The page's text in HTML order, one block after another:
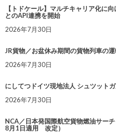
【トドケール】マルチキャリア化に
とのAPI連携を開始
2026年7月30日
JR貨物／お盆休み期間の貨物列車の
2026年7月30日
にしてつドイツ現地法人 シュツット
2026年7月30日
NCA／日本発国際航空貨物燃油サー
8月1日適用 改定）